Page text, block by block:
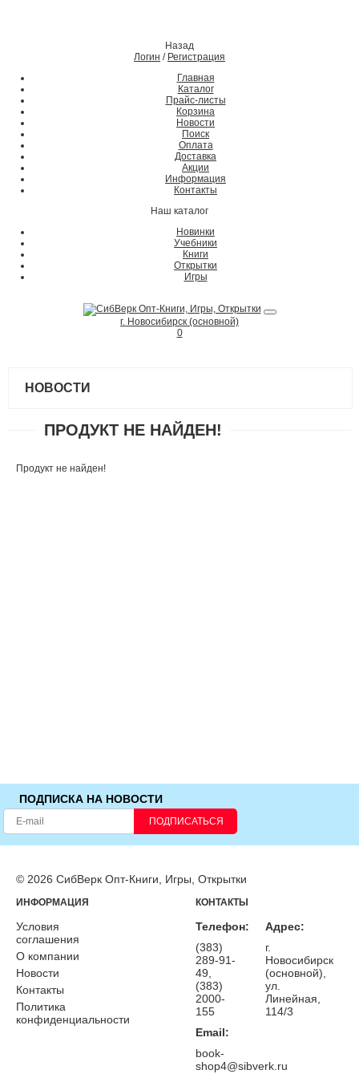
Назад
Логин / Регистрация
Главная
Каталог
Прайс-листы
Корзина
Новости
Поиск
Оплата
Доставка
Акции
Информация
Контакты
Наш каталог
Новинки
Учебники
Книги
Открытки
Игры
г. Новосибирск (основной)
0
НОВОСТИ
ПРОДУКТ НЕ НАЙДЕН!
Продукт не найден!
ПОДПИСКА НА НОВОСТИ
ПОДПИСАТЬСЯ
© 2026 СибВерк Опт-Книги, Игры, Открытки
ИНФОРМАЦИЯ
Условия
соглашения
О компании
Новости
Контакты
Политика
конфиденциальности
КОНТАКТЫ
Телефон:
(383)
289-91-
49,
(383)
2000-
155
Email:
book-
shop4@sibverk.ru
Адрес:
г.
Новосибирск
(основной),
ул.
Линейная,
114/3